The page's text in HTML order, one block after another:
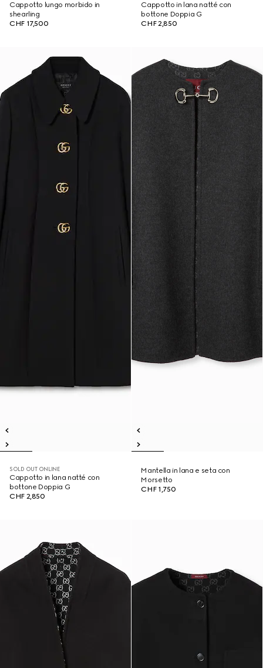
Cappotto lungo morbido in
shearling
CHF 17,500
Cappotto in lana natté con
bottone Doppia G
CHF 2,850
SOLD OUT ONLINE
Cappotto in lana natté con
bottone Doppia G
CHF 2,850
Mantella in lana e seta con
Morsetto
CHF 1,750